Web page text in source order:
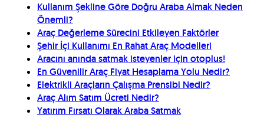
Kullanım Şekline Göre Doğru Araba Almak Neden
Önemli?
Araç Değerleme Sürecini Etkileyen Faktörler
Şehir İçi Kullanımı En Rahat Araç Modelleri
Aracını anında satmak isteyenler için otoplus!
En Güvenilir Araç Fiyat Hesaplama Yolu Nedir?
Elektrikli Araçların Çalışma Prensibi Nedir?
Araç Alım Satım Ücreti Nedir?
Yatırım Fırsatı Olarak Araba Satmak